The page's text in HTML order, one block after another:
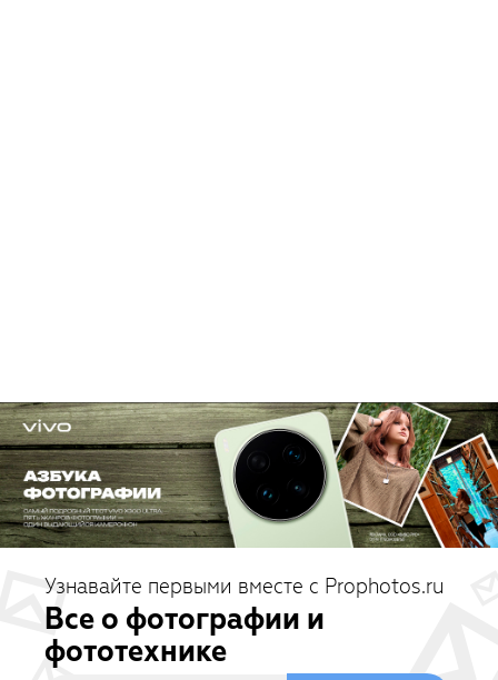
Узнавайте первыми вместе с Prophotos.ru
Все о фотографии и
фототехнике